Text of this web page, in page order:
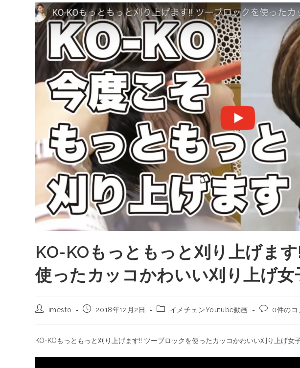
KO-KOもっともっと刈り上げま
使ったカッコかわいい刈り上げ
imesto 2018年12月2日 イメチェンYoutube動画 0件のコ
KO-KOもっともっと刈り上げます!! ツーブロックを使ったカッコかわいい刈り上げ女